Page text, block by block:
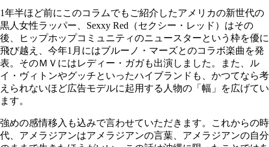
1年半ほど前にこのコラムでもご紹介したアメリカの新世代の
黒人女性ラッパー、 Sexxy Red （セクシー・レッド）はその
後、ヒップホップコミュニティのニュースターという枠を優に
飛び越え、今年1 月にはブルーノ・マーズとのコラボ楽曲を発
表。そのＭＶにはレディー・ガガも出演しました。また、ル
イ・ヴィトンやグッチといったハイブランドも、かつてなら考
えられないほど広告モデルに起用する人物の「幅」を広げてい
ます。
強めの感情移入も込みで言わせていただきます。これからの時
代、アメラジアンはアメラジアンの言葉、アメラジアンの自分